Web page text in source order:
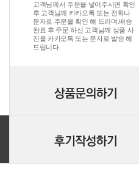
고객님께서 주문을 넣어주시면 확인
후 고객님께 카카오톡 또는 전화나
문자로 주문을 확인 해 드리며.배송
완료 후 주문 하신 고객님께 상품 사
진을 카카오톡 또는 문자로 발송 해
드립니다.